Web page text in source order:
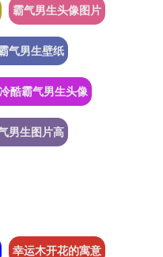
霸气男生头像图片
气男生壁纸
酷霸气男生头像
男生图片高
幸运木开花的寓意